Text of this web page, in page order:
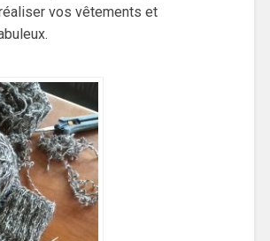
vos vêtements et